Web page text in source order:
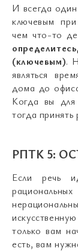
И всегда
ключевым
чем что-то
(ключевым).
являться
дома до
Когда вы для
тогда
РПТК 5:
Если речь
только вам
есть, вам